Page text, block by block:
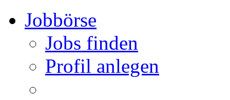
Jobbörse
Jobs finden
Profil anlegen